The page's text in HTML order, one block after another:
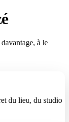
à le
du lieu, du studio